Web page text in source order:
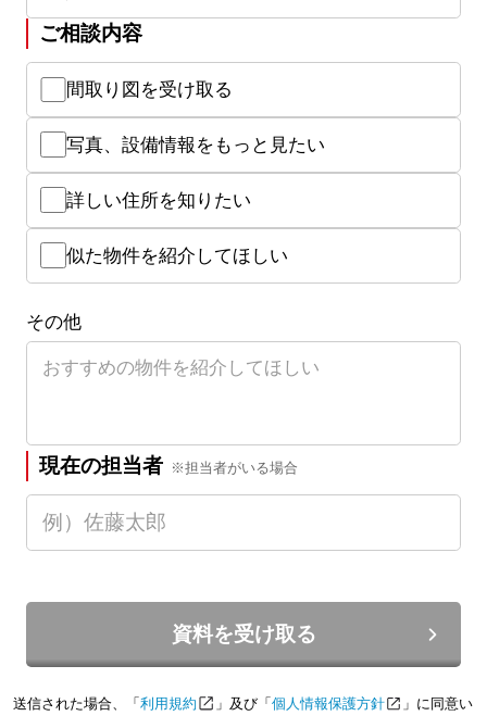
ご相談内容
間取り図を受け取る
写真、設備情報をもっと見たい
詳しい住所を知りたい
似た物件を紹介してほしい
その他
現在の担当者 ※担当者がいる場合
資料を受け取る
送信された場合、「 利用規約 」及び「 個人情報保護方針
」に同意い